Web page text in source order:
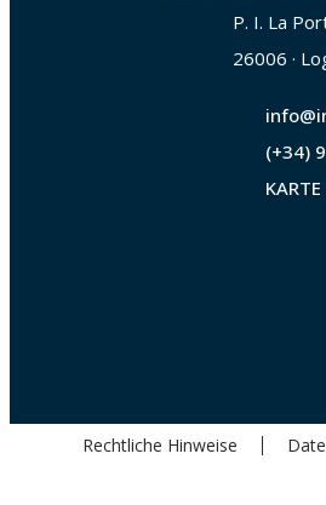
P. I. La
26006 ·
(+34)
Rechtliche Hinweise